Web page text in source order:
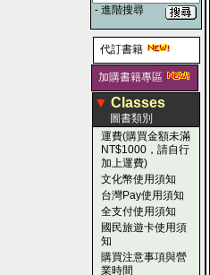
- 進階搜尋
代訂書籍
加購書籍專區
▼ Classes
圖書類別
運費(購買金額未滿
NT$1000，請自行
加上運費)
文化幣使用須知
台灣Pay使用須知
全支付使用須知
國民旅遊卡使用須
知
購買注意事項與營
業時間